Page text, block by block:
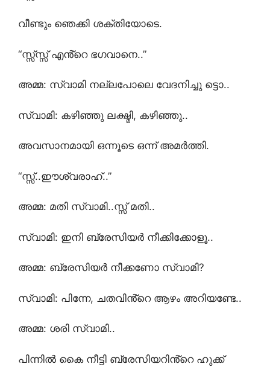
വീണ്ടും ഞെക്കി ശക്തിയോടെ.
“സ്സ്സ്സ് എൻ്റെ ഭഗവാനെ..”
അമ്മ: സ്വാമി നല്ലപോലെ വേദനിച്ചു ട്ടൊ..
സ്വാമി: കഴിഞ്ഞു ലക്ഷ്മി, കഴിഞ്ഞു..
അവസാനമായി ഒന്നൂടെ ഒന്ന് അമർത്തി.
“സ്സ്..ഈശ്വരാഹ്..”
അമ്മ: മതി സ്വാമി..സ്സ് മതി..
സ്വാമി: ഇനി ബ്രേസിയർ നീക്കിക്കോളൂ..
അമ്മ: ബ്രേസിയർ നീക്കണോ സ്വാമി?
സ്വാമി: പിന്നേ, ചതവിൻ്റെ ആഴം അറിയണ്ടേ..
അമ്മ: ശരി സ്വാമി..
പിന്നിൽ കൈ നീട്ടി ബ്രേസിയറിൻ്റെ ഹുക്ക്